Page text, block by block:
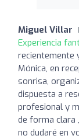
Miguel Villar
Experiencia
recientemente
Mónica, en
sonrisa,
dispuesta a
profesional y
de forma clara
no dudaré en